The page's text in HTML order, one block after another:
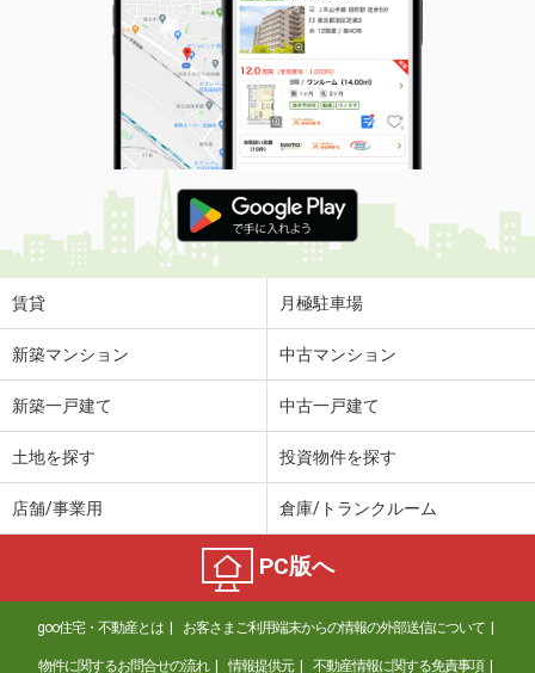
賃貸 月極駐車場
新築マンション 中古マンション
新築一戸建て 中古一戸建て
土地を探す 投資物件を探す
店舗/事業用 倉庫/トランクルーム
PC版へ
goo住宅・不動産とは お客さまご利用端末からの情報の外部送信について
物件に関するお問合せの流れ 情報提供元 不動産情報に関する免責事項